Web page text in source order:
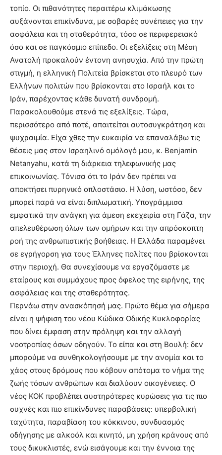
τοπίο. Οι πιθανότητες περαιτέρω κλιμάκωσης
αυξάνονται επικίνδυνα, με σοβαρές συνέπειες για την
ασφάλεια και τη σταθερότητα, τόσο σε περιφερειακό
όσο και σε παγκόσμιο επίπεδο. Οι εξελίξεις στη Μέση
Ανατολή προκαλούν έντονη ανησυχία. Από την πρώτη
στιγμή, η ελληνική Πολιτεία βρίσκεται στο πλευρό των
Ελλήνων πολιτών που βρίσκονται στο Ισραήλ και το
Ιράν, παρέχοντας κάθε δυνατή συνδρομή.
Παρακολουθούμε στενά τις εξελίξεις. Τώρα,
περισσότερο από ποτέ, απαιτείται αυτοσυγκράτηση και
ψυχραιμία. Είχα χθες την ευκαιρία να επαναλάβω τις
θέσεις μας στον Ισραηλινό ομόλογό μου, κ. Benjamin
Netanyahu, κατά τη διάρκεια τηλεφωνικής μας
επικοινωνίας. Τόνισα ότι το Ιράν δεν πρέπει να
αποκτήσει πυρηνικό οπλοστάσιο. Η λύση, ωστόσο, δεν
μπορεί παρά να είναι διπλωματική. Υπογράμμισα
εμφατικά την ανάγκη για άμεση εκεχειρία στη Γάζα, την
απελευθέρωση όλων των ομήρων και την απρόσκοπτη
ροή της ανθρωπιστικής βοήθειας. Η Ελλάδα παραμένει
σε εγρήγορση για τους Έλληνες πολίτες που βρίσκονται
στην περιοχή. Θα συνεχίσουμε να εργαζόμαστε με
εταίρους και συμμάχους προς όφελος της ειρήνης, της
ασφάλειας και της σταθερότητας.
Περνάω στην ανασκόπησή μας. Πρώτο θέμα για σήμερα
είναι η ψήφιση του νέου Κώδικα Οδικής Κυκλοφορίας
που δίνει έμφαση στην πρόληψη και την αλλαγή
νοοτροπίας όσων οδηγούν. Το είπα και στη Βουλή: δεν
μπορούμε να συνθηκολογήσουμε με την ανομία και το
χάος στους δρόμους που κόβουν απότομα το νήμα της
ζωής τόσων ανθρώπων και διαλύουν οικογένειες. Ο
νέος ΚΟΚ προβλέπει αυστηρότερες κυρώσεις για τις πιο
συχνές και πιο επικίνδυνες παραβάσεις: υπερβολική
ταχύτητα, παραβίαση του κόκκινου, συνδυασμός
οδήγησης με αλκοόλ και κινητό, μη χρήση κράνους από
τους δικυκλιστές, ενώ εισάγουμε και την έννοια της